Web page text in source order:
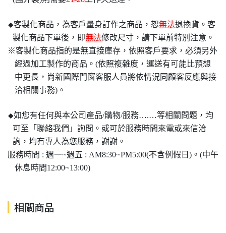
◆客製化商品，為客戶量身訂作之商品，恕無法退換貨。客
製化商品下單後，即無法修改尺寸，請下單前特別注意。
※客製化商品指的是無直接庫存，依照客戶要求，必須另外
經過加工製作的商品。(依照複雜度，運送有可能比預想
中更長，尚新國際門窗客服人員將依情況同顧客反應與接
洽相關事務)。
◆如您有任何與本公司產品/購物/服務….…等相關問題，均
可至「聯絡我們」詢問。或可於服務時間來電或來信洽
詢，均有專人為您服務，謝謝。
服務時間 : 週一~週五 : AM8:30~PM5:00(不含例假日)。(中午
休息時間12:00~13:00)
相關商品